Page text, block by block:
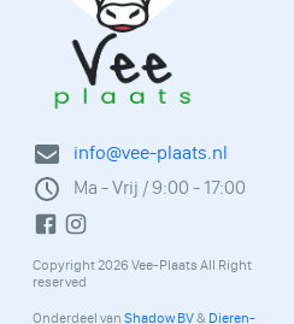
info@vee-plaats.nl
Ma - Vrij / 9:00 - 17:00
Copyright 2026 Vee-Plaats All Right
reserved
Onderdeel van Shadow BV& Dieren-